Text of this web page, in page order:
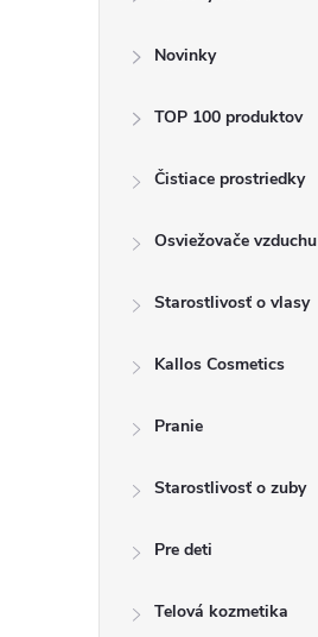
Novinky
TOP 100 produktov
Čistiace prostriedky
Osviežovače vzduchu
Starostlivosť o vlasy
Kallos Cosmetics
Pranie
Starostlivosť o zuby
Pre deti
Telová kozmetika